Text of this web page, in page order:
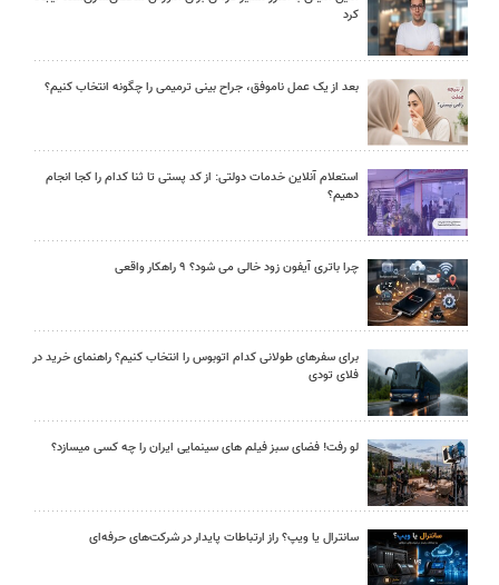
کرد
بعد از یک عمل ناموفق، جراح بینی ترمیمی را چگونه انتخاب کنیم؟
استعلام آنلاین خدمات دولتی: از کد پستی تا ثنا کدام را کجا انجام
دهیم؟
چرا باتری آیفون زود خالی می شود؟ ۹ راهکار واقعی
برای سفرهای طولانی کدام اتوبوس را انتخاب کنیم؟ راهنمای خرید در
فلای تودی
لو رفت! فضای سبز فیلم های سینمایی ایران را چه کسی میسازد؟
سانترال یا ویپ؟ راز ارتباطات پایدار در شرکت‌های حرفه‌ای